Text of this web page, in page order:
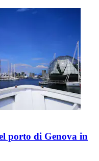
porto di Genova in